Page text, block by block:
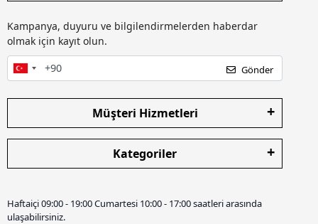
Kampanya, duyuru ve bilgilendirmelerden haberdar
olmak için kayıt olun.
Gönder
Müşteri Hizmetleri
Kategoriler
Haftaiçi 09:00 - 19:00 Cumartesi 10:00 - 17:00 saatleri arasında
ulaşabilirsiniz.